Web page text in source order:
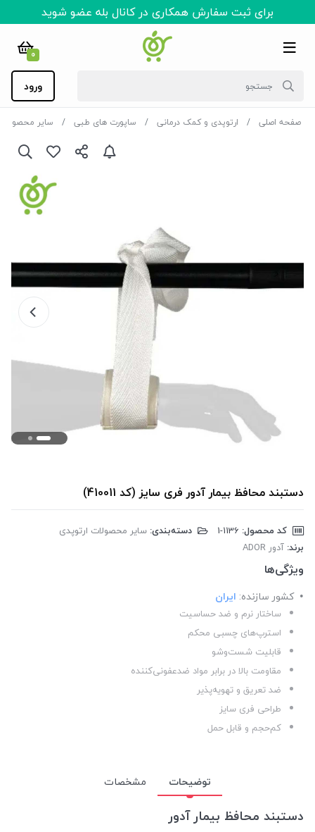
برای ثبت سفارش همکاری در کانال بله عضو شوید
0
ورود
صفحه اصلی ارتوپدی و کمک درمانی ساپورت های طبی سایر
دستبند محافظ بیمار آدور فری سایز (کد 410011)
کد محصول: دسته‌بندی: سایر محصولات ارتوپدی
برند: آدور ADOR
ویژگی‌ها
کشور سازنده: ایران
ساختار نرم و ضد حساسیت
استرپ‌های چسبی محکم
قابلیت شست‌وشو
مقاومت بالا در برابر مواد ضدعفونی‌کننده
ضد تعریق و تهویه‌پذیر
طراحی فری سایز
کم‌حجم و قابل حمل
توضیحات مشخصات
دستبند محافظ بیمار آدور